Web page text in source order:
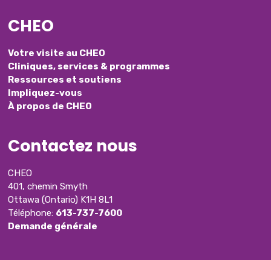
CHEO
Votre visite au CHEO
Cliniques, services & programmes
Ressources et soutiens
Impliquez-vous
À propos de CHEO
Contactez nous
CHEO
401, chemin Smyth
Ottawa (Ontario) K1H 8L1
Téléphone: 613-737-7600
Demande générale